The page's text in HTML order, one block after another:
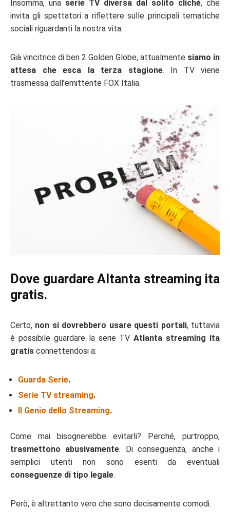
Insomma, una serie TV diversa dal solito cliché, che
invita gli spettatori a riflettere sulle principali tematiche
sociali riguardanti la nostra vita.
Già vincitrice di ben 2 Golden Globe, attualmente siamo in
attesa che esca la terza stagione. In TV viene
trasmessa dall’emittente FOX Italia.
Dove guardare Altanta streaming ita
gratis.
Certo, non si dovrebbero usare questi portali, tuttavia
è possibile guardare la serie TVAtlanta streaming ita
gratis connettendosi a:
Guarda Serie.
Serie TV streaming.
Il Genio dello Streaming.
Come mai bisognerebbe evitarli? Perché, purtroppo,
trasmettono abusivamente. Di conseguenza, anche i
semplici utenti non sono esenti da eventuali
conseguenze di tipo legale.
Però, è altrettanto vero che sono decisamente comodi.